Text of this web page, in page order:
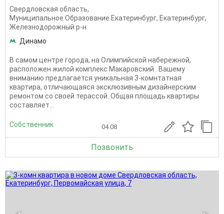
Свердловская область,
Муниципальное Образование Екатеринбург, Екатеринбург,
Железнодорожный р-н
Динамо
В самом центре города, на Олимпийской набережной,
расположен жилой комплекс Макаровский . Вашему
вниманию предлагается уникальная 3-комнтатная
квартира, отличающаяся эксклюзивным дизайнерским
ремонтом со своей терассой. Общая площадь квартиры
составляет...
Собственник 04.08
Позвонить